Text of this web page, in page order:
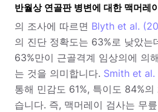
반월상 연골판 병변에 대한 맥머레
의 조사에 따르면 Blyth et al.
의 진단 정확도는 63%로 낮았는
63%만이 근골격계 임상의에 의
는 것을 의미합니다. Smith et al.
통해 민감도 61%, 특이도 84%
습니다. 즉, 맥머레이 검사는 무